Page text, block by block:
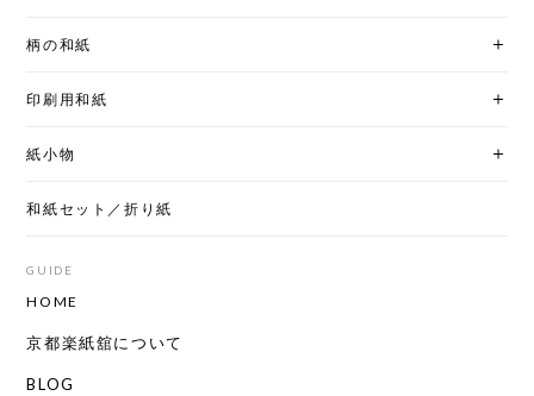
柄の和紙
印刷用和紙
紙小物
和紙セット／折り紙
GUIDE
HOME
京都楽紙舘について
BLOG